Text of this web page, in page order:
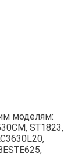
моделям:
ST1823,